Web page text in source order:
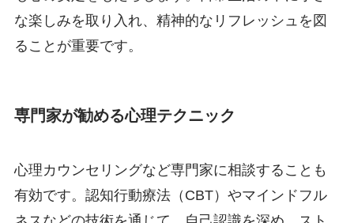
な楽しみを取り入れ、精神的なリフレッシュを図
ることが重要です。
専門家が勧める心理テクニック
心理カウンセリングなど専門家に相談することも
有効です。認知行動療法（CBT）やマインドフル